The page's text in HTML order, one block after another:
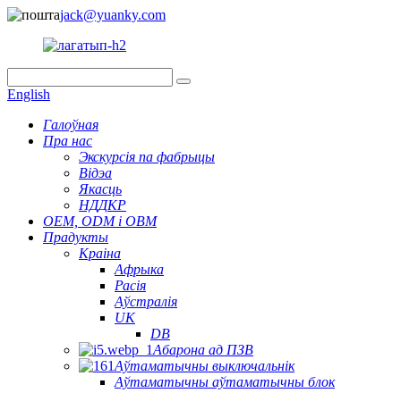
jack@yuanky.com
English
Галоўная
Пра нас
Экскурсія па фабрыцы
Відэа
Якасць
НДДКР
OEM, ODM і OBM
Прадукты
Краіна
Афрыка
Расія
Аўстралія
UK
DB
Абарона ад ПЗВ
Аўтаматычны выключальнік
Аўтаматычны аўтаматычны блок